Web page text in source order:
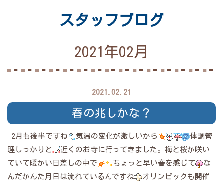
スタッフブログ
2021年02月
2021.02.21
春の兆しかな？
2月も後半ですね 気温の変化が激しいから
体調管
理しっかりと
近くのお寺に行ってきました。梅と桜が咲い
ていて暖かい日差しの中で
ちょっと早い春を感じて
な
んだかんだ月日は流れているんですね
オリンピックも開催